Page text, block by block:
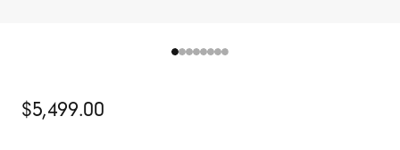
Precio
original
$5,499.00